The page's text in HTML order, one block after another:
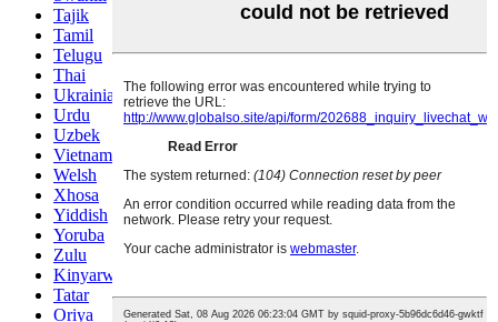
Tajik
Tamil
Telugu
Thai
Ukrainian
Urdu
Uzbek
Vietnamese
Welsh
Xhosa
Yiddish
Yoruba
Zulu
Kinyarwanda
Tatar
Oriya